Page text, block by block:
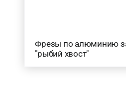
Фрезы по алюминию
"рыбий хвост"